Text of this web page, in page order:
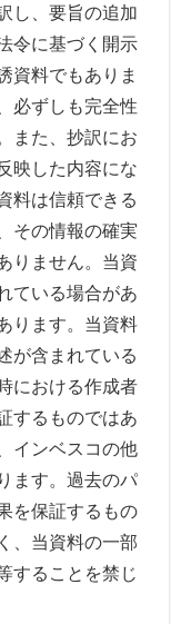
し、要旨の追加
令に基づく開示
資料でもありま
必ずしも完全性
また、抄訳にお
映した内容にな
料は信頼できる
その情報の確実
りません。当資
ている場合があ
ります。当資料
が含まれている
における作成者
するものではあ
インベスコの他
ます。過去のパ
を保証するもの
、当資料の一部
することを禁じ